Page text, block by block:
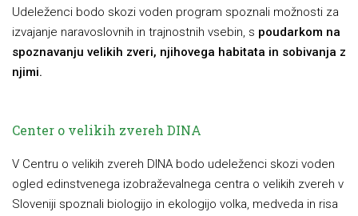
Udeleženci bodo skozi voden program spoznali možnosti za
izvajanje naravoslovnih in trajnostnih vsebin, s poudarkom na
spoznavanju velikih zveri, njihovega habitata in sobivanja z
njimi.
Center o velikih zvereh DINA
V Centru o velikih zvereh DINA bodo udeleženci skozi voden
ogled edinstvenega izobraževalnega centra o velikih zvereh v
Sloveniji spoznali biologijo in ekologijo volka, medveda in risa